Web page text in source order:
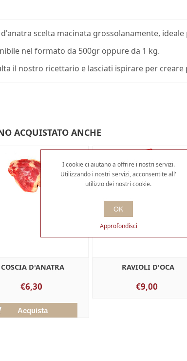
scelta macinata grossolanamente, ideale
nel formato da 500gr oppure da 1 kg.
il nostro ricettario e lasciati ispirare per
ACQUISTATO ANCHE
COSCIA D'ANATRA
€6,30
RAVIOLI D'OCA
€9,00
I cookie ci aiutano a offrire i nostri servizi.
Utilizzando i nostri servizi, acconsentite all'
utilizzo dei nostri cookie.
OK
Approfondisci